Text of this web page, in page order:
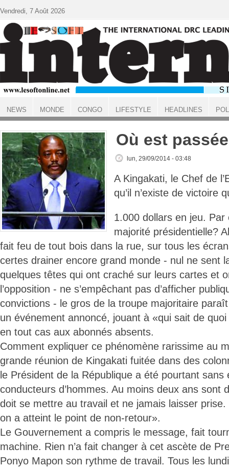
ACCUEIL
Où est
lun, 29/09/2014 - 03:48
A Kingakati, le Chef de
qu’il n’existe de victoire
1.000 dollars en jeu. Par
majorité présidentielle?
fait feu de tout bois dans la rue, sur tous les
certes drainer encore grand monde - nul ne sent
quelques têtes qui ont craché sur leurs cartes et
l’opposition - ne s’empêchant pas d’afficher
convictions - le gros de la troupe majoritaire
un événement annoncé, jouant à «qui sait de
en tout cas aux abonnés absents.
Comment expliquer ce phénomène rarissime au
grande réunion de Kingakati fuitée dans des
le Président de la République a été pourtant sans
conducteurs d’hommes. Au moins deux ans sont
doit se mettre au travail et ne jamais laisser
on a atteint le point de non-retour».
Le Gouvernement a compris le message, fait
machine. Rien n’a fait changer à cet ascète de
Ponyo Mapon son rythme de travail. Tous les
Vendredi, 7 Août 2026
NEWS MONDE CONGO LIFESTYLE HEADLINES